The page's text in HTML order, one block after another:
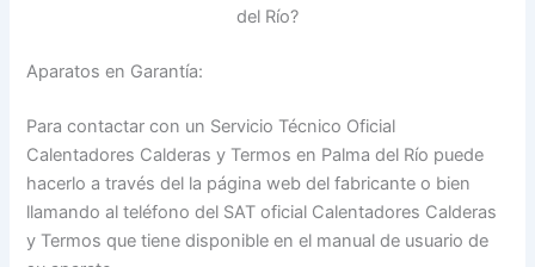
del Río?
Aparatos en Garantía:
Para contactar con un Servicio Técnico Oficial
Calentadores Calderas y Termos en Palma del Río puede
hacerlo a través del la página web del fabricante o bien
llamando al teléfono del SAT oficial Calentadores Calderas
y Termos que tiene disponible en el manual de usuario de